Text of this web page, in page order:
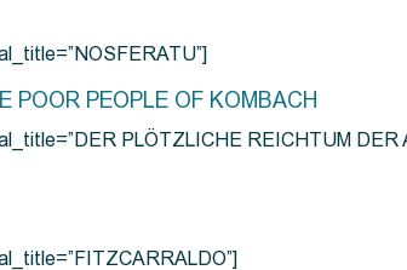
POOR PEOPLE OF KOMBACH
PLÖTZLICHE REICHTUM DER